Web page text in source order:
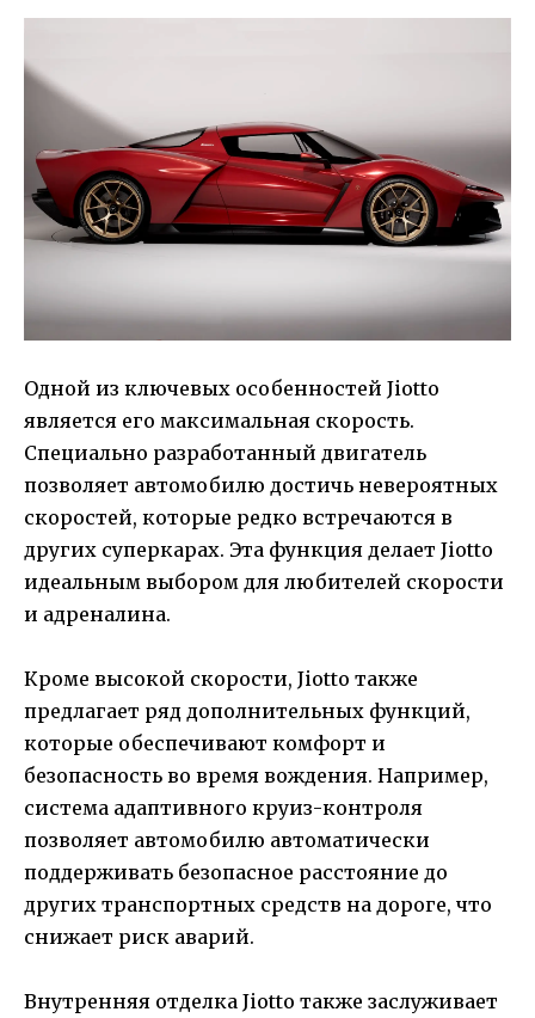
Одной из ключевых особенностей Jiotto
является его максимальная скорость.
Специально разработанный двигатель
позволяет автомобилю достичь невероятных
скоростей, которые редко встречаются в
других суперкарах. Эта функция делает Jiotto
идеальным выбором для любителей скорости
и адреналина.
Кроме высокой скорости, Jiotto также
предлагает ряд дополнительных функций,
которые обеспечивают комфорт и
безопасность во время вождения. Например,
система адаптивного круиз-контроля
позволяет автомобилю автоматически
поддерживать безопасное расстояние до
других транспортных средств на дороге, что
снижает риск аварий.
Внутренняя отделка Jiotto также заслуживает